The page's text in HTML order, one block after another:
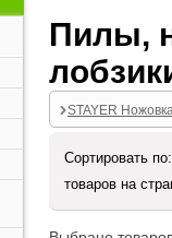
Пилы,
STAYER
Сортировать
товаров на